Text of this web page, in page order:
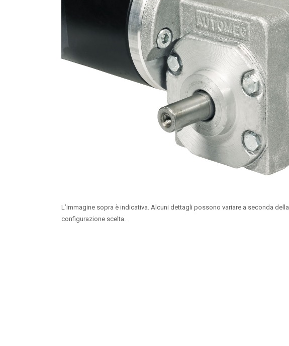
L’immagine sopra è indicativa. Alcuni dettagli possono variare a seconda della
configurazione scelta.